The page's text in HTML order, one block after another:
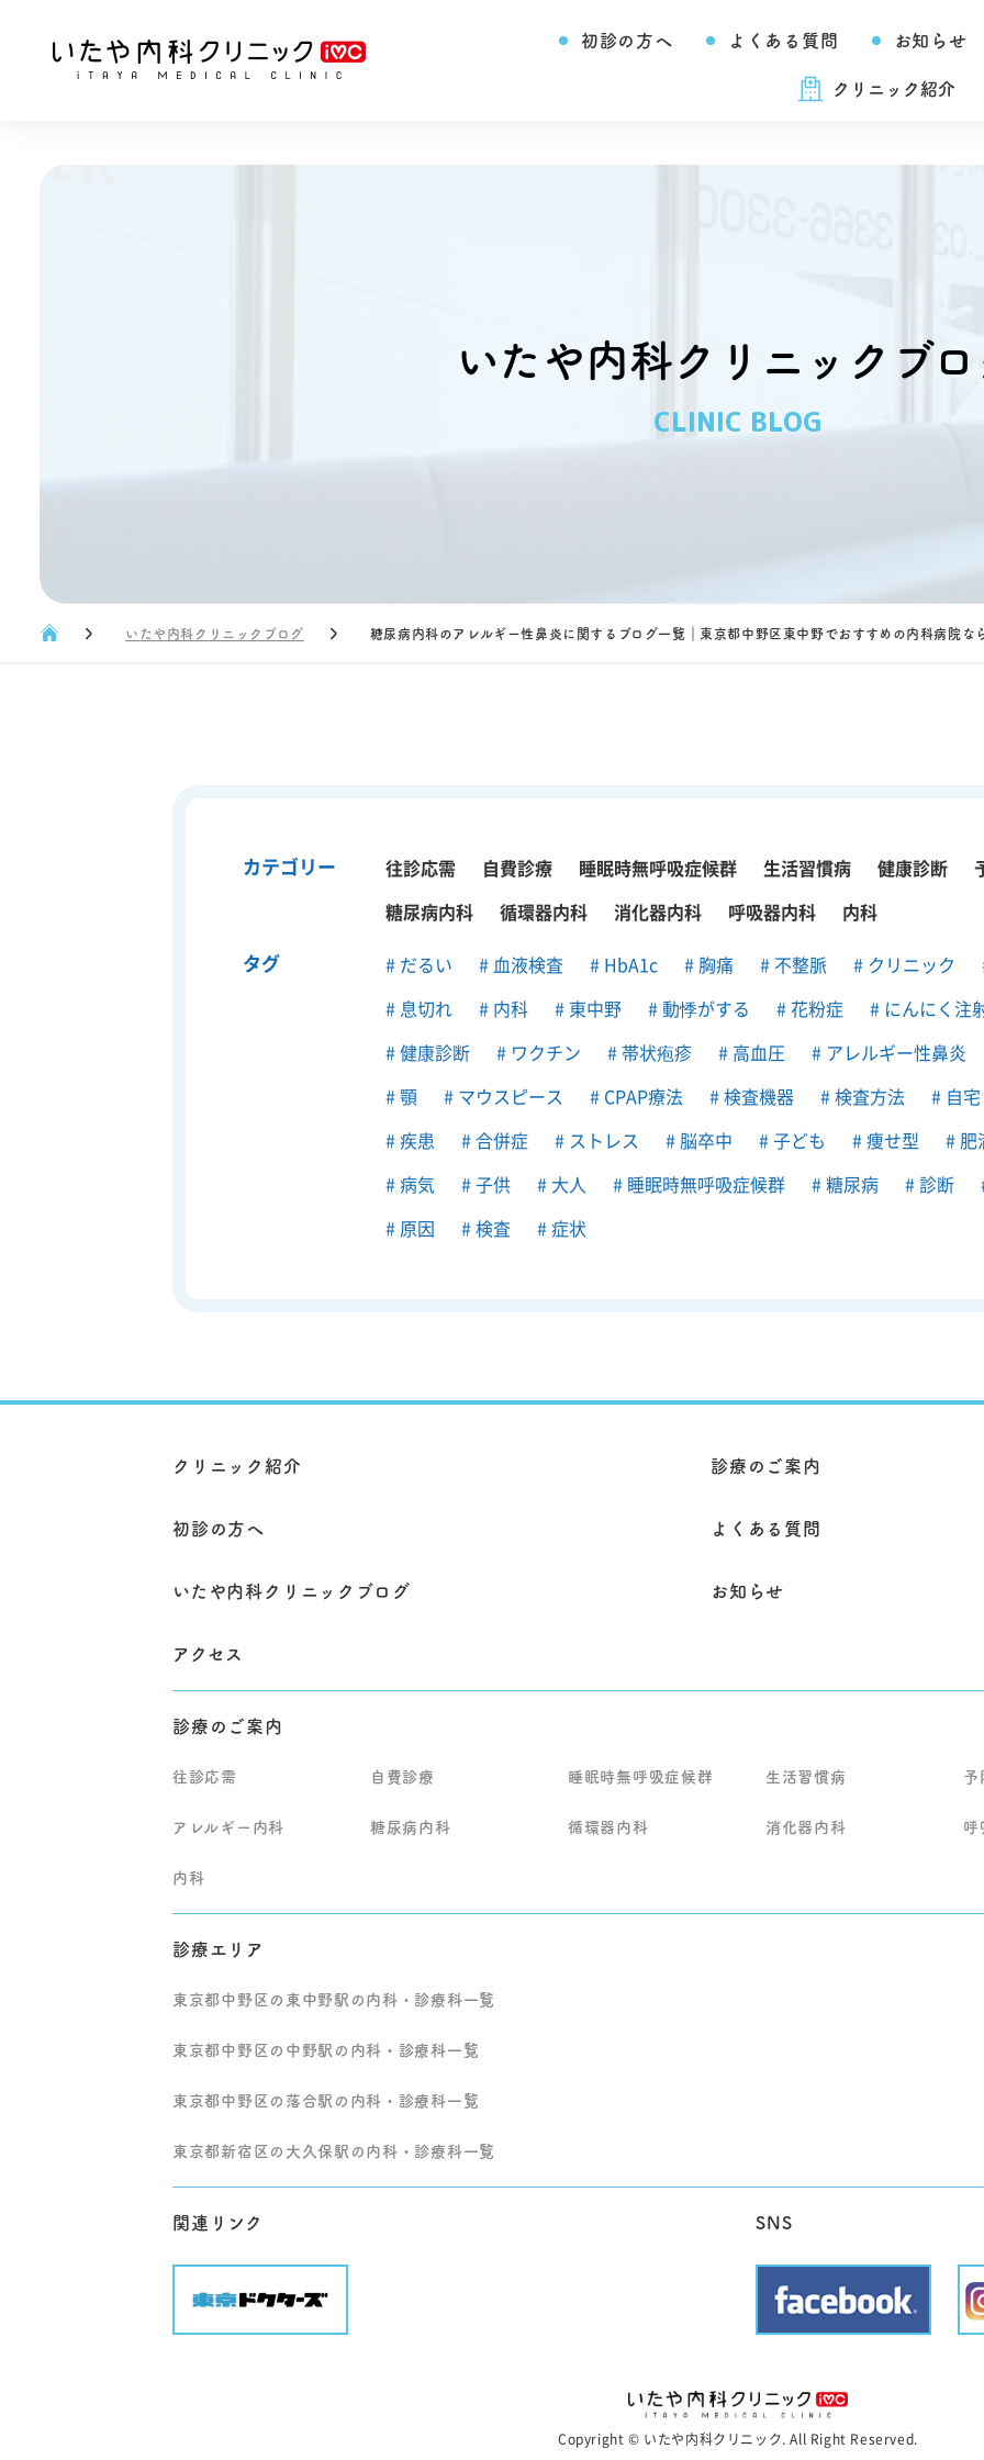
初診の方へ よくある質問 お知らせ
クリニック紹介
いたや内科クリニックブ
CLINIC BLOG
いたや内科クリニックブログ 糖尿病内科のアレルギー性鼻炎に関するブログ一覧｜東京都中野区東中野でおすすめの内科病院な
カテゴリー 往診応需 自費診療 睡眠時無呼吸症候群 生活習慣病 健康診断
糖尿病内科 循環器内科 消化器内科 呼吸器内科 内科
タグ だるい 血液検査 HbA1c 胸痛 不整脈 クリニック
息切れ 内科 東中野 動悸がする 花粉症 にんにく注
健康診断 ワクチン 帯状疱疹 高血圧 アレルギー性鼻炎
顎 マウスピース CPAP療法 検査機器 検査方法 自宅
疾患 合併症 ストレス 脳卒中 子ども 痩せ型 肥
病気 子供 大人 睡眠時無呼吸症候群 糖尿病 診断
原因 検査 症状
クリニック紹介 診療のご案内
初診の方へ よくある質問
いたや内科クリニックブログ お知らせ
アクセス
診療のご案内
往診応需 自費診療 睡眠時無呼吸症候群 生活習慣病 予
アレルギー内科 糖尿病内科 循環器内科 消化器内科 呼
内科
診療エリア
東京都中野区の東中野駅の内科・診療科一覧
東京都中野区の中野駅の内科・診療科一覧
東京都中野区の落合駅の内科・診療科一覧
東京都新宿区の大久保駅の内科・診療科一覧
関連リンク SNS
Copyright © いたや内科クリニック. All Right Reserved.